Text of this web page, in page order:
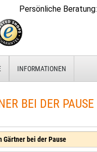
Persönliche Beratung:
INFORMATIONEN
BEI DER PAUSE